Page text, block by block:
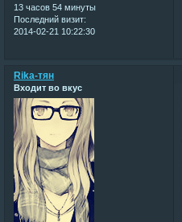
13 часов 54 минуты
Последний визит:
2014-02-21 10:22:30
Rika-тян
Входит во вкус